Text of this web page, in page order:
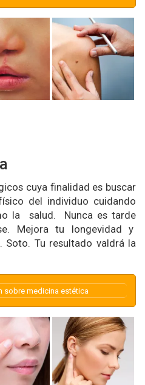
cuya finalidad es buscar
del individuo cuidando
la salud. Nunca es tarde
Mejora tu longevidad y
Soto. Tu resultado valdrá la
sobre medicina estética